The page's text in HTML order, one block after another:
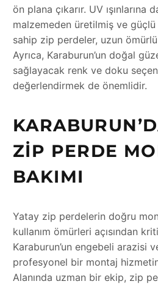
ön plana çıkarır. UV ışınlarına
malzemeden üretilmiş ve
sahip zip perdeler, uzun
Ayrıca, Karaburun’un doğal
sağlayacak renk ve doku
değerlendirmek de önemlidir.
ZIP PERDE
BAKIMI
Yatay zip perdelerin doğru
kullanım ömürleri açısından
Karaburun’un engebeli arazisi
profesyonel bir montaj
Alanında uzman bir ekip, zip